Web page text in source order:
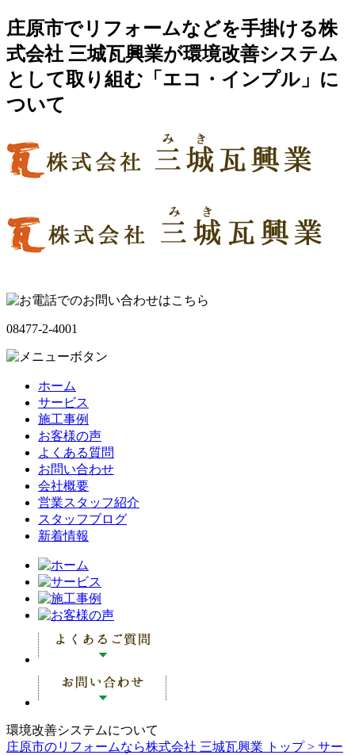
庄原市でリフォームなどを手掛ける株
式会社 三城瓦興業が環境改善システム
として取り組む「エコ・インプル」に
ついて
08477-2-4001
ホーム
サービス
施工事例
お客様の声
よくある質問
お問い合わせ
会社概要
営業スタッフ紹介
スタッフブログ
新着情報
環境改善システムについて
庄原市のリフォームなら株式会社 三城瓦興業 トップ > サー